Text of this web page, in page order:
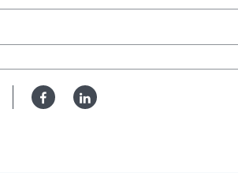
FacebookLinked